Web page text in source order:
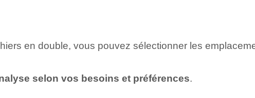
en double, vous pouvez sélectionner les
selon vos besoins et préférences.